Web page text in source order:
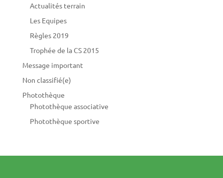
Actualités terrain
Les Equipes
Règles 2019
Trophée de la CS 2015
Message important
Non classifié(e)
Photothèque
Photothèque associative
Photothèque sportive